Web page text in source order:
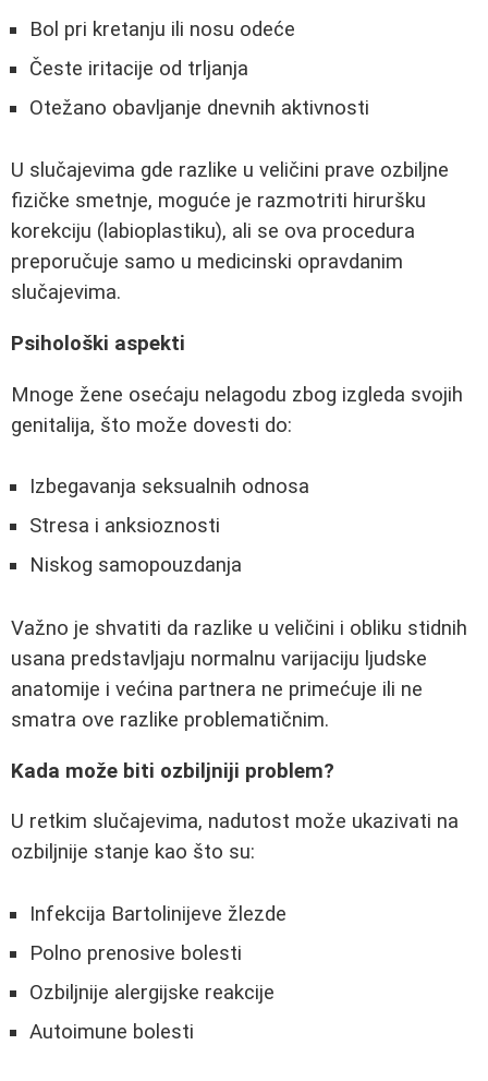
Bol pri kretanju ili nosu odeće
Česte iritacije od trljanja
Otežano obavljanje dnevnih aktivnosti
U slučajevima gde razlike u veličini prave ozbiljne
fizičke smetnje, moguće je razmotriti hiruršku
korekciju (labioplastiku), ali se ova procedura
preporučuje samo u medicinski opravdanim
slučajevima.
Psihološki aspekti
Mnoge žene osećaju nelagodu zbog izgleda svojih
genitalija, što može dovesti do:
Izbegavanja seksualnih odnosa
Stresa i anksioznosti
Niskog samopouzdanja
Važno je shvatiti da razlike u veličini i obliku stidnih
usana predstavljaju normalnu varijaciju ljudske
anatomije i većina partnera ne primećuje ili ne
smatra ove razlike problematičnim.
Kada može biti ozbiljniji problem?
U retkim slučajevima, nadutost može ukazivati na
ozbiljnije stanje kao što su:
Infekcija Bartolinijeve žlezde
Polno prenosive bolesti
Ozbiljnije alergijske reakcije
Autoimune bolesti